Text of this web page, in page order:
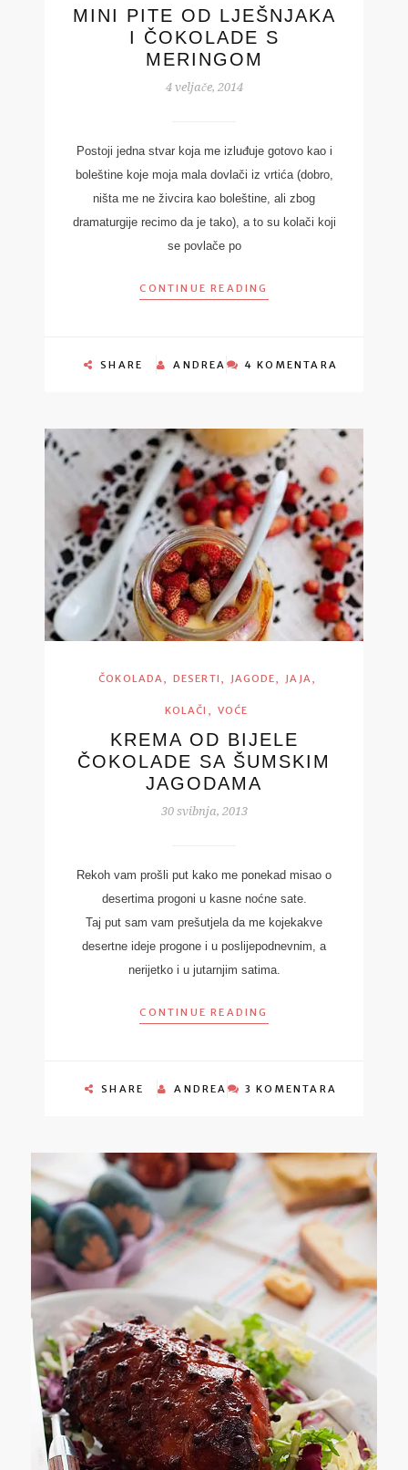
MINI PITE OD LJEŠNJAKA
I ČOKOLADE S
MERINGOM
4 veljače, 2014
Postoji jedna stvar koja me izluđuje gotovo kao i
boleštine koje moja mala dovlači iz vrtića (dobro,
ništa me ne živcira kao boleštine, ali zbog
dramaturgije recimo da je tako), a to su kolači koji
se povlače po
CONTINUE READING
SHARE ANDREA 4 KOMENTARA
ČOKOLADA, DESERTI , JAGODE, JAJA,
KOLAČI , VOĆE
KREMA OD BIJELE
ČOKOLADE SA ŠUMSKIM
JAGODAMA
30 svibnja, 2013
Rekoh vam prošli put kako me ponekad misao o
desertima progoni u kasne noćne sate.
Taj put sam vam prešutjela da me kojekakve
desertne ideje progone i u poslijepodnevnim, a
nerijetko i u jutarnjim satima.
CONTINUE READING
SHARE ANDREA 3 KOMENTARA